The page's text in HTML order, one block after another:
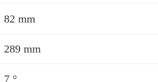
82 mm
289 mm
7 °